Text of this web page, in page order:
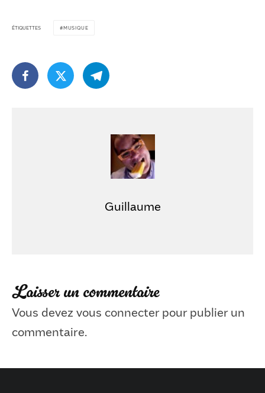
ÉTIQUETTES MUSIQUE
Guillaume
Laisser un commentaire
Vous devez vous connecterpour publier un
commentaire.